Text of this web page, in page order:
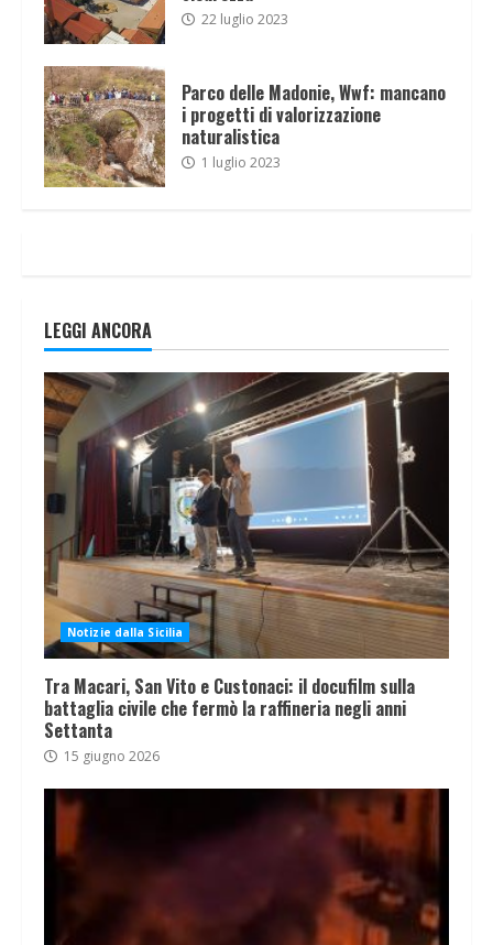
22 luglio 2023
Parco delle Madonie, Wwf: mancano
i progetti di valorizzazione
naturalistica
1 luglio 2023
LEGGI ANCORA
Notizie dalla Sicilia
Tra Macari, San Vito e Custonaci: il docufilm sulla
battaglia civile che fermò la raffineria negli anni
Settanta
15 giugno 2026